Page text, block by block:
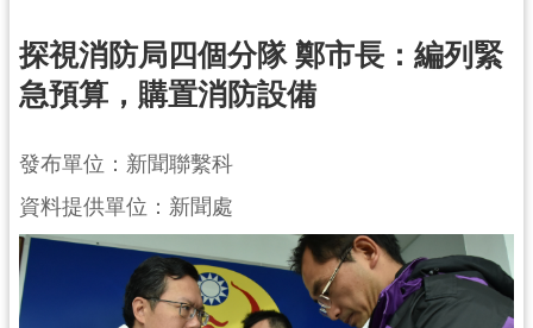
關
我
們
機
關
通
探視消防局四個分隊 鄭市長：編列緊
急預算，購置消防設備
發布單位：新聞聯繫科
資料提供單位：新聞處